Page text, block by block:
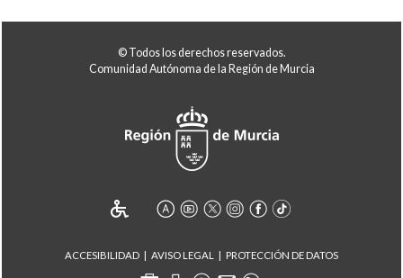
© Todos los derechos reservados.
Comunidad Autónoma de la Región de Murcia
ACCESIBILIDAD AVISO LEGAL PROTECCIÓN DE DATOS